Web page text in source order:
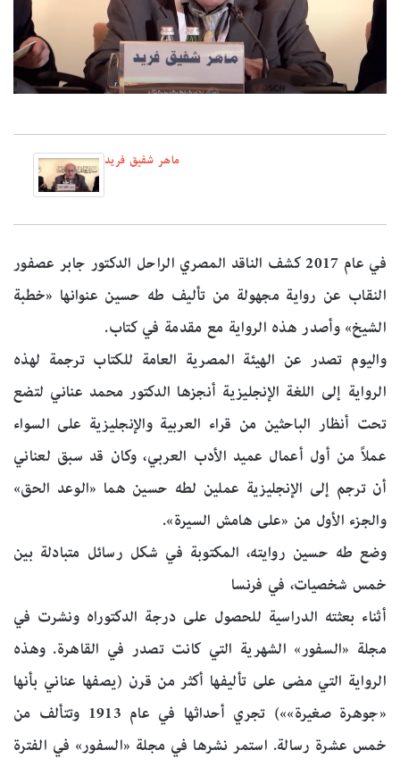
ماهر شفيق فريد
في عام 2017 كشف الناقد المصري الراحل الدكتور جابر عصفور
النقاب عن رواية مجهولة من تأليف طه حسين عنوانها «خطبة
الشيخ» وأصدر هذه الرواية مع مقدمة في كتاب.
واليوم تصدر عن الهيئة المصرية العامة للكتاب ترجمة لهذه
الرواية إلى اللغة الإنجليزية أنجزها الدكتور محمد عناني لتضع
تحت أنظار الباحثين من قراء العربية والإنجليزية على السواء
عملاً من أول أعمال عميد الأدب العربي، وكان قد سبق لعناني
أن ترجم إلى الإنجليزية عملين لطه حسين هما «الوعد الحق»
والجزء الأول من «على هامش السيرة».
وضع طه حسين روايته، المكتوبة في شكل رسائل متبادلة بين
خمس شخصيات، في فرنسا
أثناء بعثته الدراسية للحصول على درجة الدكتوراه ونشرت في
مجلة «السفور» الشهرية التي كانت تصدر في القاهرة. وهذه
الرواية التي مضى على تأليفها أكثر من قرن (يصفها عناني بأنها
«جوهرة صغيرة»») تجري أحداثها في عام 1913 وتتألف من
خمس عشرة رسالة. استمر نشرها في مجلة «السفور» في الفترة